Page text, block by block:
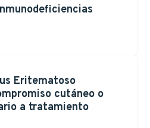
Eritematoso
cutáneo o
a tratamiento